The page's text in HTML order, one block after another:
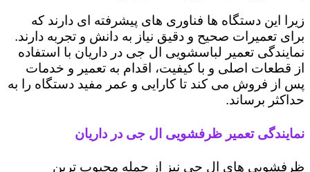
زیرا این دستگاه ها فناوری های پیشرفته ای دارند که
برای تعمیرات صحیح و دقیق نیاز به دانش و تجربه دارند.
نمایندگی تعمیر لباسشویی ال جی در داریان با استفاده
از قطعات اصلی و با کیفیت، اقدام به تعمیر و خدمات
پس از فروش می کند تا کارایی و عمر مفید دستگاه را به
حداکثر برساند.
نمایندگی تعمیر ظرفشویی ال جی در داریان
ظرفشویی های ال جی نیز از جمله محبوب ترین